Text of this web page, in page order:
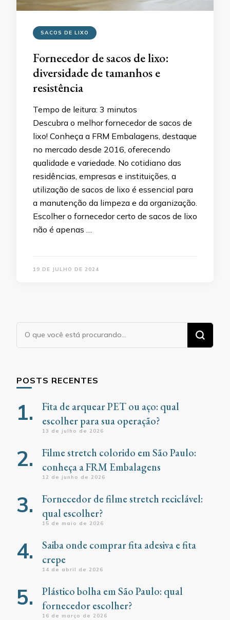
SACOS DE LIXO
Fornecedor de sacos de lixo:
diversidade de tamanhos e
resistência
Tempo de leitura: 3 minutos
Descubra o melhor fornecedor de sacos de
lixo! Conheça a FRM Embalagens, destaque
no mercado desde 2016, oferecendo
qualidade e variedade. No cotidiano das
residências, empresas e instituições, a
utilização de sacos de lixo é essencial para
a manutenção da limpeza e da organização.
Escolher o fornecedor certo de sacos de lixo
não é apenas …
19 DE JULHO DE 2024
Procurando
algo?
POSTS RECENTES
Fita de arquear PET ou aço: qual
escolher para sua operação?
13 de julho de 2026
Filme stretch colorido em São Paulo:
conheça a FRM Embalagens
12 de junho de 2026
Fornecedor de filme stretch reciclável:
qual escolher?
15 de maio de 2026
Saiba onde comprar fita adesiva e fita
crepe
14 de abril de 2026
Plástico bolha em São Paulo: qual
fornecedor escolher?
16 de março de 2026